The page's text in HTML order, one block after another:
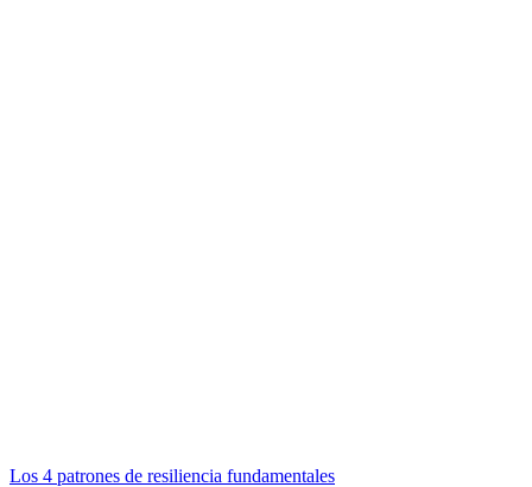
Los 4 patrones de resiliencia fundamentales